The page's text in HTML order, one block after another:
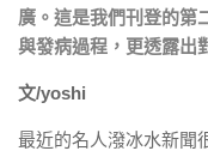
廣。這是我們刊登的第
與發病過程，更透露出
文/yoshi
最近的名人潑冰水新聞